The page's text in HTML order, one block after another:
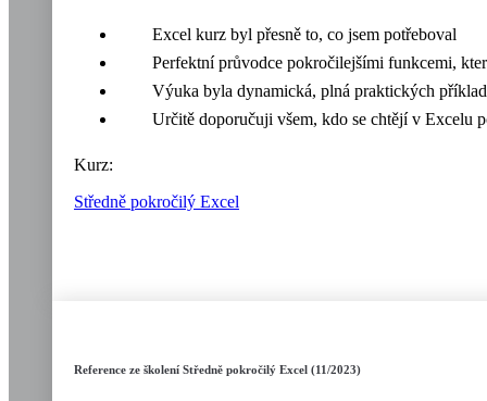
Excel kurz byl přesně to, co jsem potřeboval
Perfektní průvodce pokročilejšími funkcemi,
Výuka byla dynamická, plná praktických
Určitě doporučuji všem, kdo se chtějí v Excelu
Kurz:
Středně pokročilý Excel
Reference ze školení Středně pokročilý Excel (11/2023)